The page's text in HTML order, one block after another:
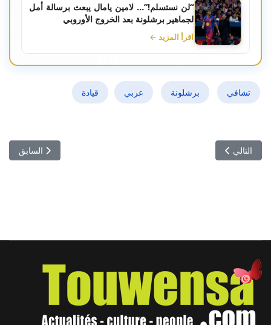
“لن نستسلم!”… لامين يامال يبعث برسالة أمل
لجماهير برشلونة بعد الخروج الأوروبي
اقرأ المزيد ←
تشافي برشلونة عربي قيادة
المقال
السابق
المقال التالي: ملعب سان سيرو- مشجعي النادي الإفريقي يحتفلون بالذكرى الـ 101 مع مغني الراب
التالي